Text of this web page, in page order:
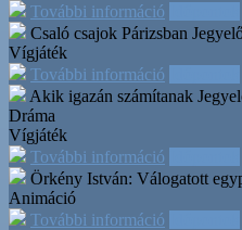
További információ
Csaló csajok Párizsban
Vígjáték
További információ
Akik igazán számítanak
Dráma
Vígjáték
További információ
Örkény István: Válogatott
Animáció
További információ